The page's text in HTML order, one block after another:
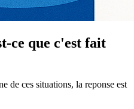
ce que c'est fait
de ces situations, la reponse est